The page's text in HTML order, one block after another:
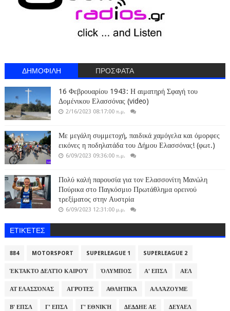
ΔΗΜΟΦΙΛΗ ΠΡΟΣΦΑΤΑ
16 Φεβρουαρίου 1943: Η αιματηρή Σφαγή του
Δομένικου Ελασσόνας (video)
2/16/2023 08:17:00 π.μ.
Με μεγάλη συμμετοχή, παιδικά χαμόγελα και όμορφες
εικόνες η ποδηλατάδα του Δήμου Ελασσόνας! (φωτ.)
6/09/2023 09:36:00 π.μ.
Πολύ καλή παρουσία για τον Ελασσονίτη Μανώλη
Πούρικα στο Παγκόσμιο Πρωτάθλημα ορεινού
τρεξίματος στην Αυστρία
6/09/2023 12:31:00 μ.μ.
ΕΤΙΚΈΤΕΣ
884 MOTORSPORT SUPERLEAGUE 1 SUPERLEAGUE 2
ΈΚΤΑΚΤΟ ΔΕΛΤΊΟ ΚΑΙΡΟΎ ΌΛΥΜΠΟΣ Α' ΕΠΣΛ ΑΕΛ
ΑΤ ΕΛΑΣΣΌΝΑΣ ΑΓΡΌΤΕΣ ΑΘΛΗΤΙΚΆ ΑΛΛΆΖΟΥΜΕ
Β' ΕΠΣΛ Γ' ΕΠΣΛ Γ' ΕΘΝΙΚΉ ΔΕΔΔΗΕ ΑΕ ΔΕΥΑΕΛ